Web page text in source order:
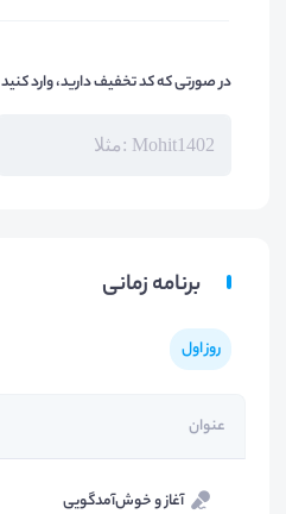
در صورتی که کد تخفیف دارید، وارد کنید
برنامه زمانی
روز اول
عنوان
آغاز و خوش‌آمد‌گویی